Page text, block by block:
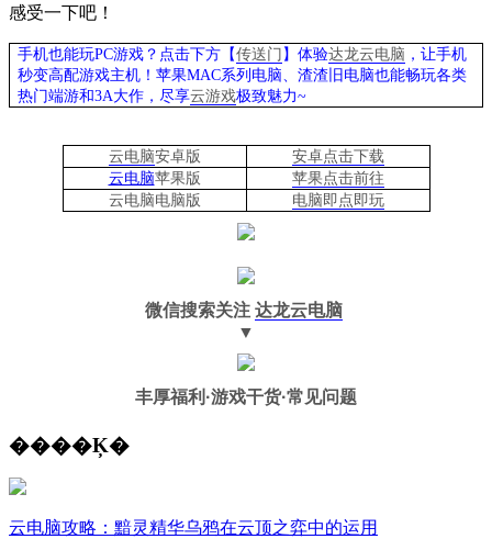
感受一下吧！
手机也能玩PC游戏？点击下方【传送门 】体验达龙云电脑 ，让手机
秒变高配游戏主机 ！苹果MAC系列电脑、渣渣旧电脑也能畅玩各类
热门端游和3A大作， 尽享云游戏极致魅力~
云电脑安卓版
安卓点击下载
云电脑苹果版
苹果点击前往
云电脑电脑 版 电脑即点即玩
微信搜索关注 达龙云电脑
▼
丰厚福利 ·游戏干货·常见问题
����Ķ�
云电脑攻略：黯灵精华乌鸦在云顶之弈中的运用